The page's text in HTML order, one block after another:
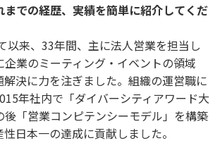
での経歴、実績を簡単に紹介してくだ
以来、33年間、主に法人営業を担当し
企業のミーティング・イベントの領域
解決に力を注ぎました。組織の運営職に
年社内で「ダイバーシティアワード大
後「営業コンピテンシーモデル」を構築
日本一の達成に貢献しました。